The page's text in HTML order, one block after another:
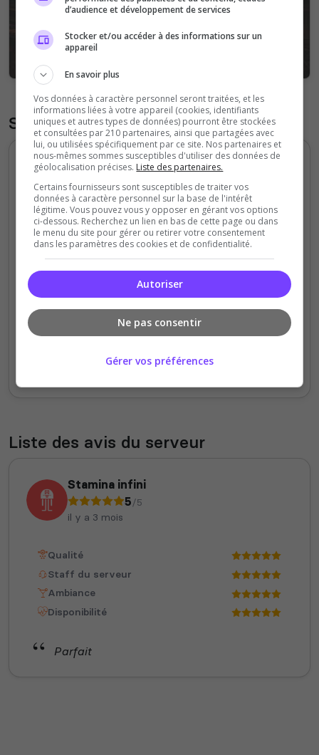
Statistiques
Votes et clics journaliers
Liste des avis du serveur
Stamina infini
5/5
il y a 3 mois
Qualité
Staff du serveur
Ambiance
Disponibilité
Parfait
d’audience et développement de services
Stocker et/ou accéder à des informations sur un
appareil
En savoir plus
Vos données à caractère personnel seront traitées, et les
informations liées à votre appareil (cookies, identifiants
uniques et autres types de données) pourront être stockées
et consultées par 210 partenaires, ainsi que partagées avec
lui, ou utilisées spécifiquement par ce site. Nos partenaires et
nous-mêmes sommes susceptibles d'utiliser des données de
géolocalisation précises. Liste des partenaires.
Certains fournisseurs sont susceptibles de traiter vos
données à caractère personnel sur la base de l'intérêt
légitime. Vous pouvez vous y opposer en gérant vos options
ci-dessous. Recherchez un lien en bas de cette page ou dans
le menu du site pour gérer ou retirer votre consentement
dans les paramètres des cookies et de confidentialité.
Autoriser
Ne pas consentir
Gérer vos préférences